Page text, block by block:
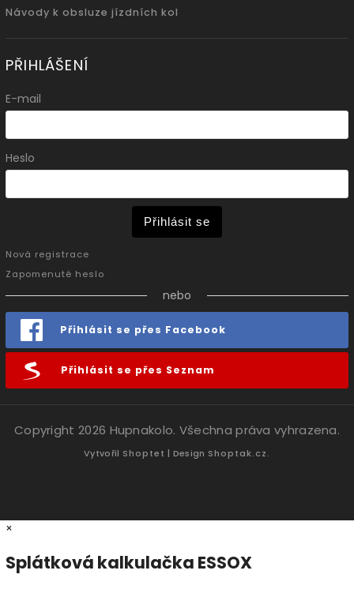
Návody k obsluze jízdních kol
PŘIHLÁŠENÍ
E-mail
Heslo
Přihlásit se
Nová registrace
Zapomenuté heslo
nebo
Přihlásit se přes Facebook
Přihlásit se přes Seznam
Copyright 2026 Hupnakolo. Všechna práva vyhrazena.
Vytvořil Shoptet | Design Shoptak.cz.
×
Splátková kalkulačka ESSOX